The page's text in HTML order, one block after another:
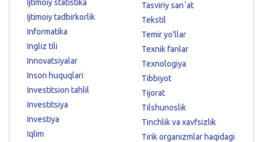
Ijtimoiy statistika
Ijtimoiy tadbirkorlik
Informatika
Ingliz tili
Innovatsiyalar
Inson huquqlari
Investitsion tahlil
Investitsiya
Investiya
Iqlim
Tasviriy sanʼat
Tekstil
Temir yo'llar
Texnik fanlar
Texnologiya
Tibbiyot
Tijorat
Tilshunoslik
Tinchlik va xavfsizlik
Tirik organizmlar haqidagi